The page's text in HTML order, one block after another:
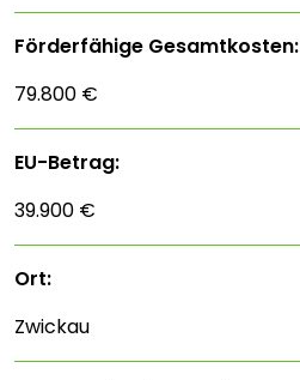
Förderfähige Gesamtkosten:
79.800 €
EU-Betrag:
39.900 €
Ort:
Zwickau